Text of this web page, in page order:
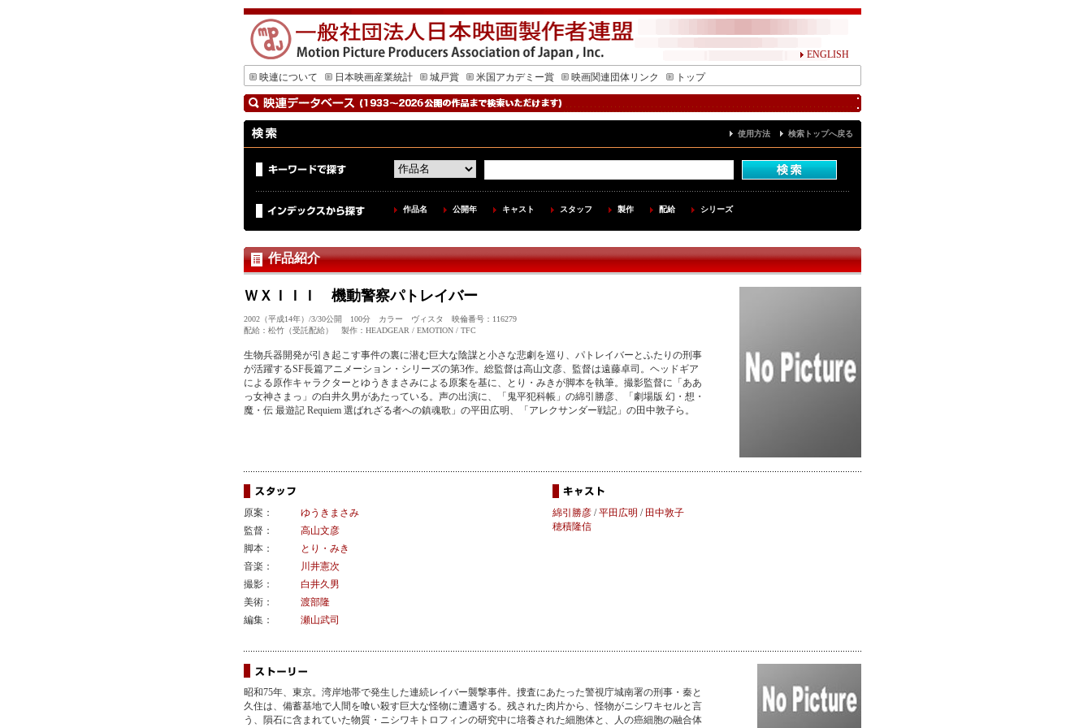
ENGLISH
映連について
日本映画産業統計 城戸賞 米国アカデミー賞 映画関連団体リンク トップ
使用方法 検索トップへ戻る
作品名 公開年 キャスト スタッフ 製作 配給 シリーズ
作品紹介
ＷＸＩＩＩ 機動警察パトレイバー
2002（平成14年）/3/30公開 100分 カラー ヴィスタ 映倫番号：116279
配給：松竹（受託配給） 製作：HEADGEAR / EMOTION / TFC
生物兵器開発が引き起こす事件の裏に潜む巨大な陰謀と小さな悲劇を巡り、パトレイバーとふたりの刑事
が活躍するSF長篇アニメーション・シリーズの第3作。総監督は高山文彦、監督は遠藤卓司。ヘッドギア
による原作キャラクターとゆうきまさみによる原案を基に、とり・みきが脚本を執筆。撮影監督に「ああ
っ女神さまっ」の白井久男があたっている。声の出演に、「鬼平犯科帳」の綿引勝彦、「劇場版 幻・想・
魔・伝 最遊記 Requiem 選ばれざる者への鎮魂歌」の平田広明、「アレクサンダー戦記」の田中敦子ら。
原案：
ゆうきまさみ
監督：
高山文彦
脚本：
とり・みき
音楽：
川井憲次
撮影：
白井久男
美術：
渡部隆
編集：
瀬山武司
綿引勝彦/平田広明 / 田中敦子
穂積隆信
昭和75年、東京。湾岸地帯で発生した連続レイバー襲撃事件。捜査にあたった警視庁城南署の刑事・秦と
久住は、備蓄基地で人間を喰い殺す巨大な怪物に遭遇する。残された肉片から、怪物がニシワキセルと言
う、隕石に含まれていた物質・ニシワキトロフィンの研究中に培養された細胞体と、人の癌細胞の融合体